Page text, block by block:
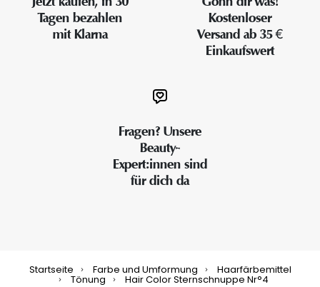
Tagen bezahlen
mit Klarna
Kostenloser
Versand ab 35 €
Einkaufswert
Fragen? Unsere
Beauty-
Expert:innen sind
für dich da
Startseite Farbe und Umformung Haarfärbemittel
Tönung Hair Color Sternschnuppe Nr°4